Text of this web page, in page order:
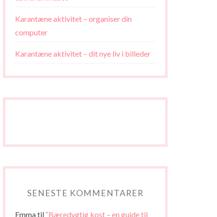
Karantæne aktivitet – organiser din
computer
Karantæne aktivitet – dit nye liv i billeder
SENESTE KOMMENTARER
Emmatil “Bæredygtig kost – en guide til